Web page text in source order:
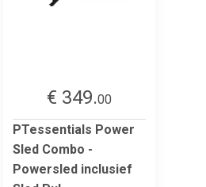
€ 349.00
PTessentials Power
Sled Combo -
Powersled inclusief